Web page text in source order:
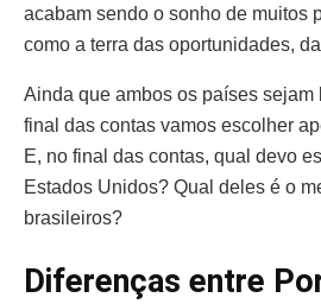
acabam sendo o sonho de muitos
como a terra das oportunidades,
Ainda que ambos os países sejam
final das contas vamos escolher
E, no final das contas, qual devo
Estados Unidos? Qual deles é o
brasileiros?
Diferenças entre